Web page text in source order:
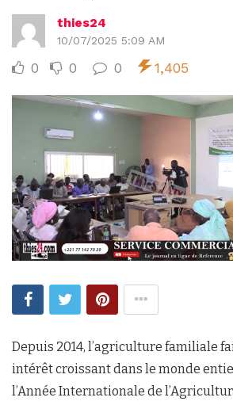
thies24
10/07/2025 5:09 AM
0 0 0 1,405
Depuis 2014, l’agriculture familiale
intérêt croissant dans le monde
l’Année Internationale de